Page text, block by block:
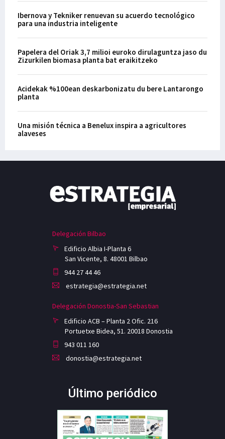
Ibernova y Tekniker renuevan su acuerdo tecnológico
para una industria inteligente
Papelera del Oriak 3,7 milioi euroko dirulaguntza jaso du
Zizurkilen biomasa planta bat eraikitzeko
Acidekak %100ean deskarbonizatu du bere Lantarongo
planta
Una misión técnica a Benelux inspira a agricultores
alaveses
Delegación Bilbao
Edificio Albia I-Planta 6
San Vicente, 8. 48001 Bilbao
944 27 44 46
estrategia@estrategia.net
Delegación Donostia-San Sebastian
Edificio ACB – Planta 2 Ofic. 216
Portuetxe Bidea, 51. 20018 Donostia
943 011 160
donostia@estrategia.net
Último periódico